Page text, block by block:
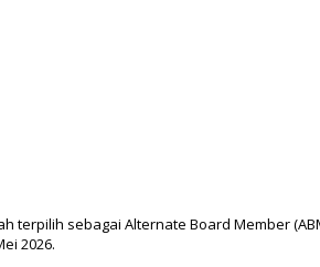
sebagai Alternate Board Member
2026.